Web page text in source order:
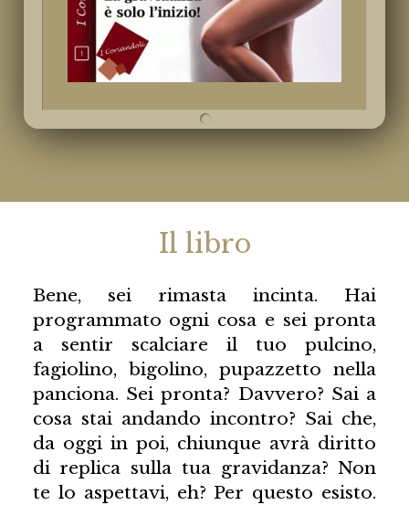
Il libro
Bene, sei rimasta incinta. Hai
programmato ogni cosa e sei pronta
a sentir scalciare il tuo pulcino,
fagiolino, bigolino, pupazzetto nella
panciona. Sei pronta? Davvero? Sai a
cosa stai andando incontro? Sai che,
da oggi in poi, chiunque avrà diritto
di replica sulla tua gravidanza? Non
te lo aspettavi, eh? Per questo esisto.